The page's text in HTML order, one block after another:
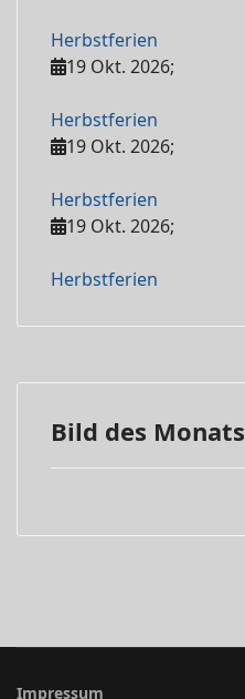
Herbstferien
19 Okt. 2026;
Herbstferien
19 Okt. 2026;
Herbstferien
19 Okt. 2026;
Herbstferien
Bild des Monats
Impressum